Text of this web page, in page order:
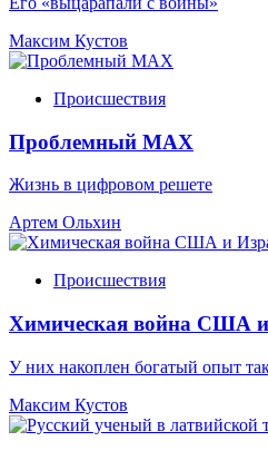
Максим Кустов
Происшествия
Проблемный МАХ
Жизнь в цифровом решете
Артем Ольхин
Происшествия
Химическая война США
У них накоплен богатый опыт
Максим Кустов